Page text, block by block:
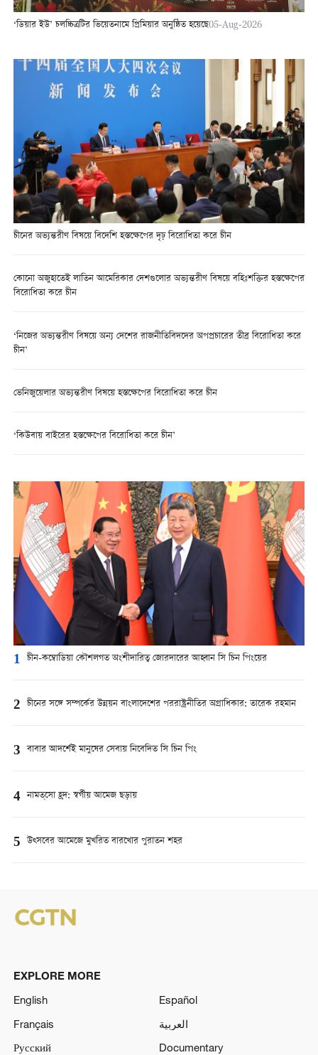
‘ডিয়ার ইউ’ চলচ্চিত্রটির ভিয়েতনামে প্রিমিয়ার অনুষ্ঠিত হয়েছে05-Aug-2026
চীনের অভ্যন্তরীণ বিষয়ে বিদেশি হস্তক্ষেপের দৃঢ় বিরোধিতা করে চীন
কোনো অজুহাতেই লাতিন আমেরিকার দেশগুলোর অভ্যন্তরীণ বিষয়ে বহিঃশক্তির হস্তক্ষেপের
বিরোধিতা করে চীন
‘নিজের অভ্যন্তরীণ বিষয়ে অন্য দেশের রাজনীতিবিদদের অপপ্রচারের তীব্র বিরোধিতা করে
চীন’
ভেনিজুয়েলার অভ্যন্তরীণ বিষয়ে হস্তক্ষেপের বিরোধিতা করে চীন
‘কিউবায় বাইরের হস্তক্ষেপের বিরোধিতা করে চীন’
1 চীন-কম্বোডিয়া কৌশলগত অংশীদারিত্ব জোরদারের আহ্বান সি চিন পিংয়ের
2 চীনের সঙ্গে সম্পর্কের উন্নয়ন বাংলাদেশের পররাষ্ট্রনীতির অগ্রাধিকার: তারেক রহমান
3 বাবার আদর্শেই মানুষের সেবায় নিবেদিত সি চিন পিং
4 নামত্‌সো হ্রদ: স্বর্গীয় আমেজ ছড়ায়
5 উত্সবের আমেজে মুখরিত বারখোর পুরাতন শহর
EXPLORE MORE
English
Español
Français
العربية
Русский
Documentary